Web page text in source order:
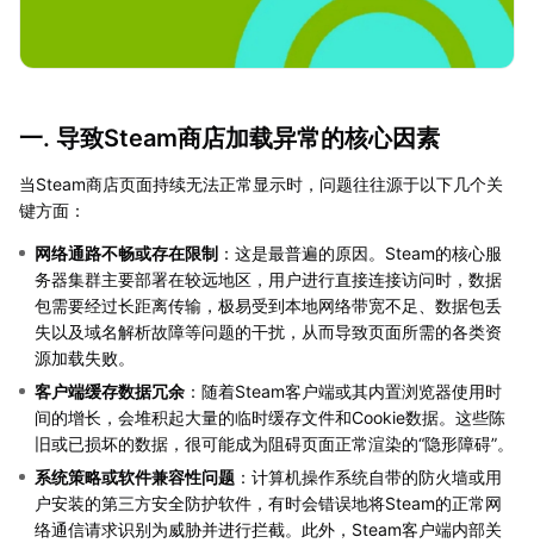
一. 导致Steam商店加载异常的核心因素
当Steam商店页面持续无法正常显示时，问题往往源于以下几个关
键方面：
网络通路不畅或存在限制 ：这是最普遍的原因。Steam的核心服
务器集群主要部署在较远地区，用户进行直接连接访问时，数据
包需要经过长距离传输，极易受到本地网络带宽不足、数据包丢
失以及域名解析故障等问题的干扰，从而导致页面所需的各类资
源加载失败。
客户端缓存数据冗余 ：随着Steam客户端或其内置浏览器使用时
间的增长，会堆积起大量的临时缓存文件和Cookie数据。这些陈
旧或已损坏的数据，很可能成为阻碍页面正常渲染的“隐形障碍”。
系统策略或软件兼容性问题 ：计算机操作系统自带的防火墙或用
户安装的第三方安全防护软件，有时会错误地将Steam的正常网
络通信请求识别为威胁并进行拦截。此外，Steam客户端内部关